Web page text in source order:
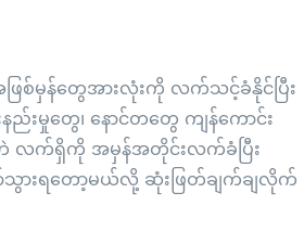
ြစ်မှန်တွေအားလုံးကို လက်သင့်ခံနိုင်ပြီး
းမှုတွေ၊ နောင်တတွေ ကျန်ကောင်း
ဘဲ လက်ရှိကို အမှန်အတိုင်းလက်ခံပြီး
ားရတော့မယ်လို့ ဆုံးဖြတ်ချက်ချလိုက်